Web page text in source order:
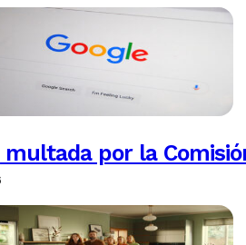
multada por la